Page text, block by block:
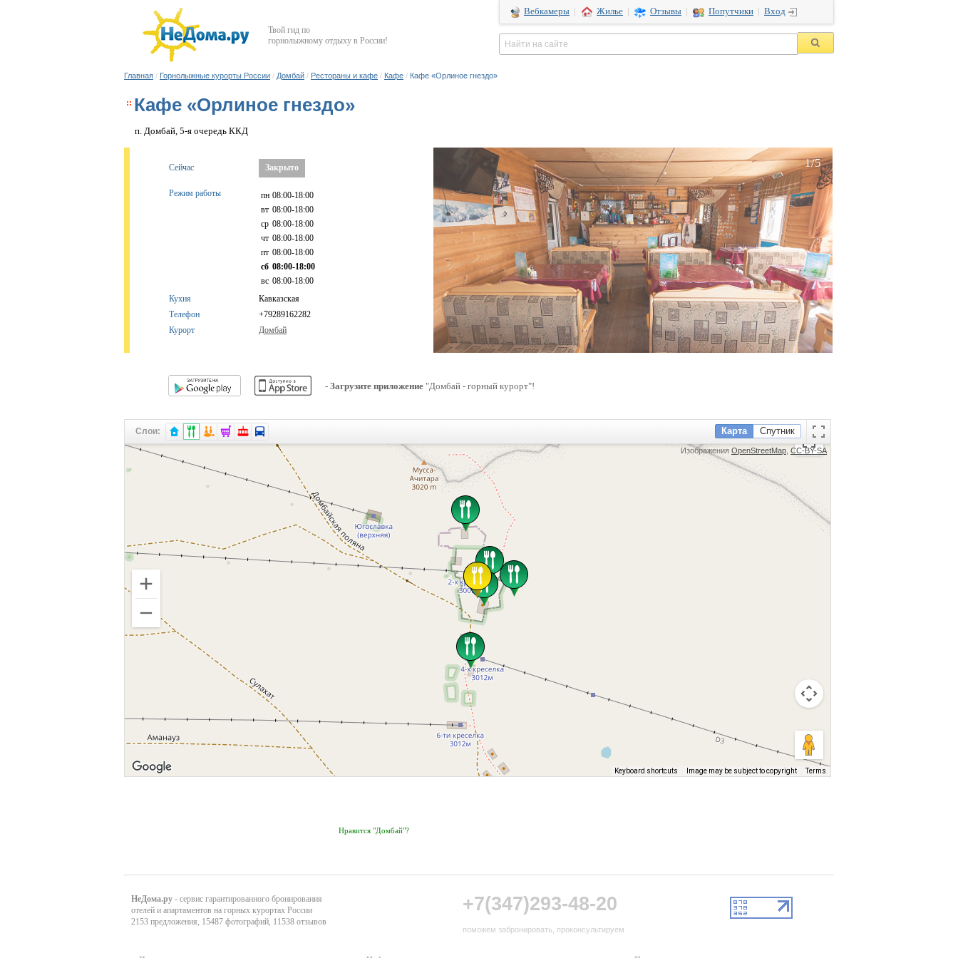
Твой гид по
горнолыжному отдыху в России!
Вебкамеры Жилье Отзывы Попутчики Вход
Главная / Горнолыжные курорты России / Домбай / Рестораны и кафе / Кафе / Кафе «Орлиное гнездо»
Кафе «Орлиное гнездо»
п. Домбай, 5-я очередь ККД
Сейчас Закрыто
Режим работы пн 08:00-18:00
вт 08:00-18:00
ср 08:00-18:00
чт 08:00-18:00
пт 08:00-18:00
сб 08:00-18:00
вс 08:00-18:00
Кухня
Кавказская
Телефон
+79289162282
Курорт
Домбай
1/5
- Загрузите приложение "Домбай - горный курорт"!
Слои: Карта Спутник
Изображения OpenStreetMap CC-BY-SA
Keyboard shortcuts Image may be subject to copyright Terms
Нравится "Домбай"?
НеДома.ру - сервис гарантированного бронирования
отелей и апартаментов на горных курортах России
2153 предложения, 15487 фотографий, 11538 отзывов
+7(347)293-48-20
поможем забронировать, проконсультируем